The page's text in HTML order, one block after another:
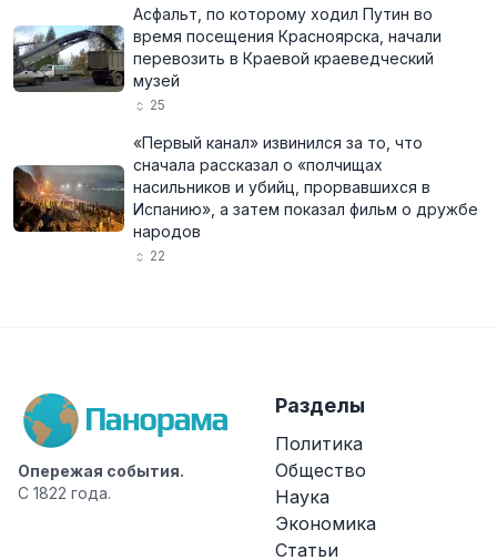
Асфальт, по которому ходил Путин во
время посещения Красноярска, начали
перевозить в Краевой краеведческий
музей
25
«Первый канал» извинился за то, что
сначала рассказал о «полчищах
насильников и убийц, прорвавшихся в
Испанию», а затем показал фильм о дружбе
народов
22
Опережая события.
С 1822 года.
Разделы
Политика
Общество
Наука
Экономика
Статьи